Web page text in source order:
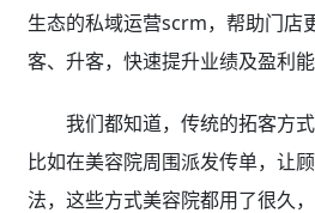
生态的私域运营scrm，帮助门店
客、升客，快速提升业绩及盈利能
我们都知道，传统的拓客方
比如在美容院周围派发传单，让
法，这些方式美容院都用了很久